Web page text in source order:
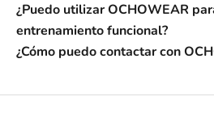
¿Puedo utilizar OCHOWEAR
entrenamiento funcional?
¿Cómo puedo contactar con